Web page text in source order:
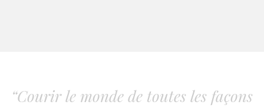
“Courir le monde de toutes les façons